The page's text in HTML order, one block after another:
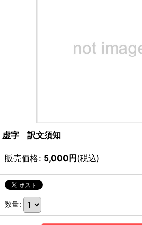
虚字 訳文須知
販売価格: 5,000円(税込)
数量: